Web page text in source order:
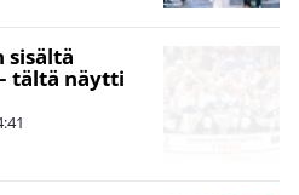
sisältä
tältä näytti